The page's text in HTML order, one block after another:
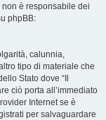
è responsabile dei
phpBB:
calunnia,
tipo di materiale che
Stato dove “Il
ciò porta all’immediato
Internet se è
per salvaguardare